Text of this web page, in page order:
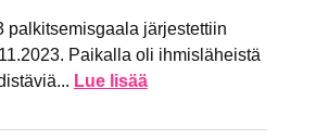
palkitsemisgaala järjestettiin
Paikalla oli ihmisläheistä
Lue lisää